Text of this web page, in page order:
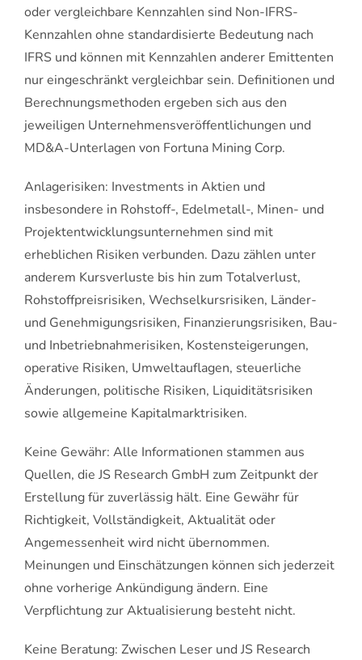
oder vergleichbare Kennzahlen sind Non-IFRS-
Kennzahlen ohne standardisierte Bedeutung nach
IFRS und können mit Kennzahlen anderer Emittenten
nur eingeschränkt vergleichbar sein. Definitionen und
Berechnungsmethoden ergeben sich aus den
jeweiligen Unternehmensveröffentlichungen und
MD&A-Unterlagen von Fortuna Mining Corp.
Anlagerisiken: Investments in Aktien und
insbesondere in Rohstoff-, Edelmetall-, Minen- und
Projektentwicklungsunternehmen sind mit
erheblichen Risiken verbunden. Dazu zählen unter
anderem Kursverluste bis hin zum Totalverlust,
Rohstoffpreisrisiken, Wechselkursrisiken, Länder-
und Genehmigungsrisiken, Finanzierungsrisiken, Bau-
und Inbetriebnahmerisiken, Kostensteigerungen,
operative Risiken, Umweltauflagen, steuerliche
Änderungen, politische Risiken, Liquiditätsrisiken
sowie allgemeine Kapitalmarktrisiken.
Keine Gewähr: Alle Informationen stammen aus
Quellen, die JS Research GmbH zum Zeitpunkt der
Erstellung für zuverlässig hält. Eine Gewähr für
Richtigkeit, Vollständigkeit, Aktualität oder
Angemessenheit wird nicht übernommen.
Meinungen und Einschätzungen können sich jederzeit
ohne vorherige Ankündigung ändern. Eine
Verpflichtung zur Aktualisierung besteht nicht.
Keine Beratung: Zwischen Leser und JS Research